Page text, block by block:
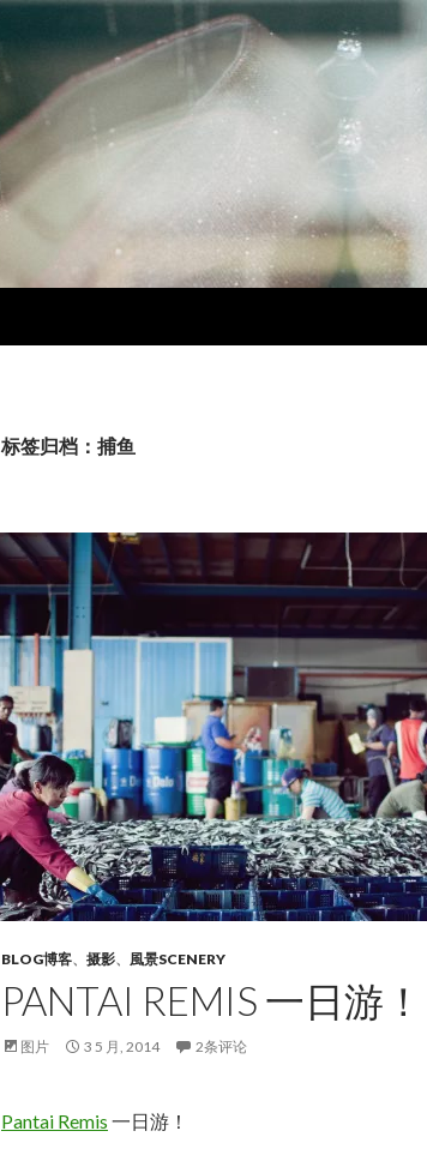
标签归档：捕鱼
BLOG博客、 摄影、 風景SCENERY
PANTAI REMIS 一日游
图片 3 5 月, 2014 2条评论
Pantai Remis 一日游！